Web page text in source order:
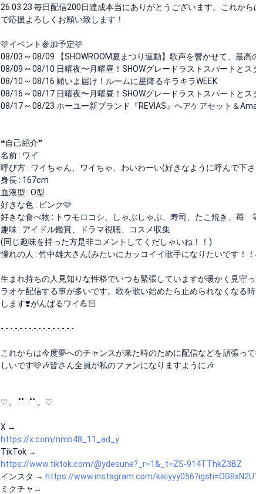
26.03.23 毎日配信200日達成本当にありがとうございます。これか
で応援よろしくお願い致します！
🩷イベント参加予定🩷
08/03 ~ 08/09 【SHOWROOM夏まつり連動】歌声を響かせて、最高
08/09 ~ 08/10 日曜夜〜月曜昼！SHOWグレードラストスパートと
08/10 ~ 08/16 願いよ届け！ルームに星降るキラキラWEEK
08/16 ~ 08/17 日曜夜〜月曜昼！SHOWグレードラストスパートと
08/17 ~ 08/23 ホーユー新ブランド『REVIAS』ヘアケアセット＆
❝自己紹介❞
名前 : ワイ
呼び方 : ワイちゃん、ワイちゃ、わいわーい(好きなように呼んで下
身長 : 167cm
血液型 : O型
好きな色 : ピンク🩷
好きな食べ物 : トウモロコシ、しゃぶしゃぶ、寿司、たこ焼き、苺
趣味 : アイドル鑑賞、ドラマ視聴、コスメ収集
(同じ趣味を持った方是非コメントしてくだしゃいね！！)
憧れの人 : 竹中雄大さん(みたいにカッコイイ歌手になりたいです！
生まれ持ちの人見知りな性格でいつも緊張していますが暖かく見
ラオケ配信する事が多いです。歌を歌い始めたら止められなくなる
します❣️がんばるワイ💪🏻
-.-.-.-.-.-.-.-.-.-.-.-.-.-.-.-
これからは今度夢へのチャンスが来た時のために配信などを頑張っ
しいです🩷🎶皆さん全員が私のファンになりますように🎶
♡。·˚˚· ·˚˚·。♡
X →
https://x.com/nmb48_11_ad_y
TikTok →
https://www.tiktok.com/@ydesune?_r=1&_t=ZS-914TThkZ3BZ
インスタ → https://www.instagram.com/
ミクチャ→